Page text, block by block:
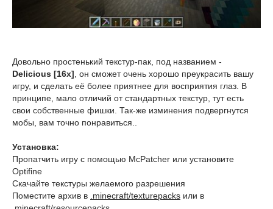
Довольно простенький текстур-пак, под названием -
Delicious [16x], он сможет очень хорошо преукрасить вашу
игру, и сделать её более приятнее для восприятия глаз. В
принципе, мало отличий от стандартных текстур, тут есть
свои собственные фишки. Так-же изминения подвергнутся
мобы, вам точно понравиться..
Установка:
Пропатчить игру с помощью McPatcher или установите
Optifine
Скачайте текстуры желаемого разрешения
Поместите архив в .minecraft/texturepacks или в